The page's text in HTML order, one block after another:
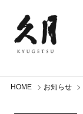
HOME お知らせ